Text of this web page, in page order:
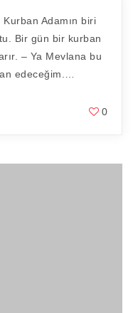
Kurban Adamın biri
Bir gün bir kurban
– Ya Mevlana bu
edeceğim.…
0